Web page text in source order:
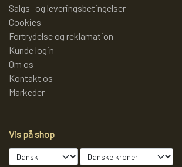
FJERNSTYRET BIL
TEAKTRÆ
Salgs- og leveringsbetingelser
Cookies
Fortrydelse og reklamation
Kunde login
Om os
Kontakt os
Markeder
Vis på shop